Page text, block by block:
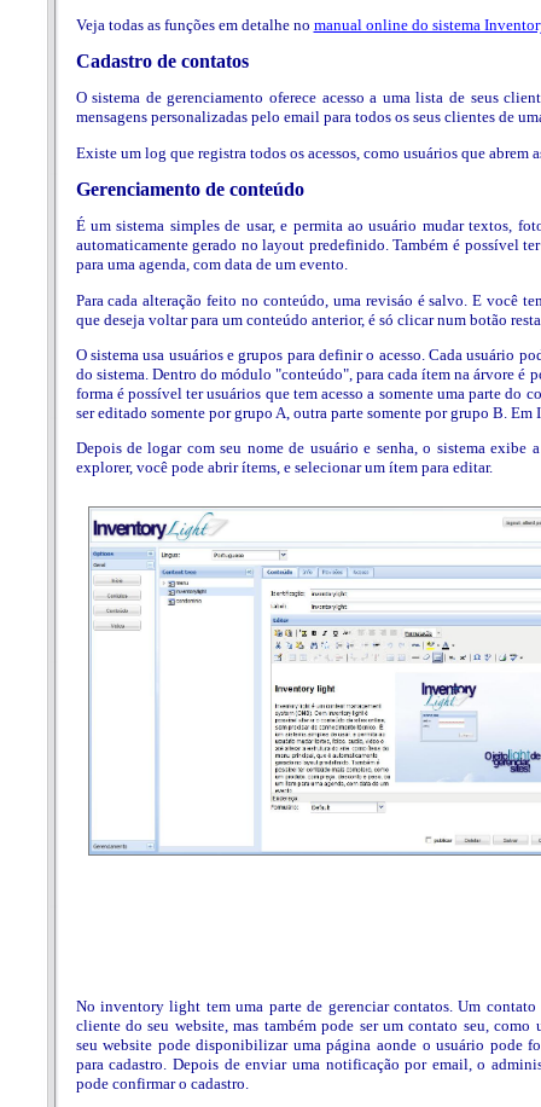
Veja todas as funções em detalhe no manual online do sistema
Cadastro de contatos
O sistema de gerenciamento oferece acesso a uma lista de seus
mensagens personalizadas pelo email para todos os seus clientes de
Existe um log que registra todos os acessos, como usuários que
Gerenciamento de conteúdo
É um sistema simples de usar, e permita ao usuário mudar textos,
automaticamente gerado no layout predefinido. Também é possível
para uma agenda, com data de um evento.
Para cada alteração feito no conteúdo, uma revisáo é salvo. E você
que deseja voltar para um conteúdo anterior, é só clicar num botão
O sistema usa usuários e grupos para definir o acesso. Cada usuário
do sistema. Dentro do módulo "conteúdo", para cada ítem na árvore é
forma é possível ter usuários que tem acesso a somente uma parte
ser editado somente por grupo A, outra parte somente por grupo B.
Depois de logar com seu nome de usuário e senha, o sistema
explorer, você pode abrir ítems, e selecionar um ítem para editar.
No inventory light tem uma parte de gerenciar contatos. Um
cliente do seu website, mas também pode ser um contato seu, como
seu website pode disponibilizar uma página aonde o usuário pode
para cadastro. Depois de enviar uma notificação por email, o
pode confirmar o cadastro.